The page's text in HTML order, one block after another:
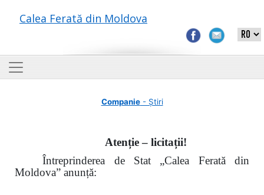
Calea Ferată din Moldova
Companie- Știri
Atenție – licitații!
Întreprinderea de Stat „Calea Ferată din
Moldova” anunță: